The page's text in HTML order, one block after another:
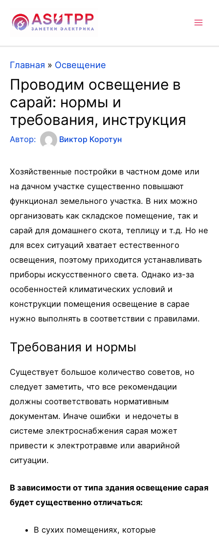
Главная » Освещение
Проводим освещение в
сарай: нормы и
требования, инструкция
Автор: Виктор Коротун
Хозяйственные постройки в частном доме или
на дачном участке существенно повышают
функционал земельного участка. В них можно
организовать как складское помещение, так и
сарай для домашнего скота, теплицу и т.д. Но не
для всех ситуаций хватает естественного
освещения, поэтому приходится устанавливать
приборы искусственного света. Однако из-за
особенностей климатических условий и
конструкции помещения освещение в сарае
нужно выполнять в соответствии с правилами.
Требования и нормы
Существует большое количество советов, но
следует заметить, что все рекомендации
должны соответствовать нормативным
документам. Иначе ошибки и недочеты в
системе электроснабжения сарая может
привести к электротравме или аварийной
ситуации.
В зависимости от типа здания освещение сарая
будет существенно отличаться:
В сухих помещениях, которые